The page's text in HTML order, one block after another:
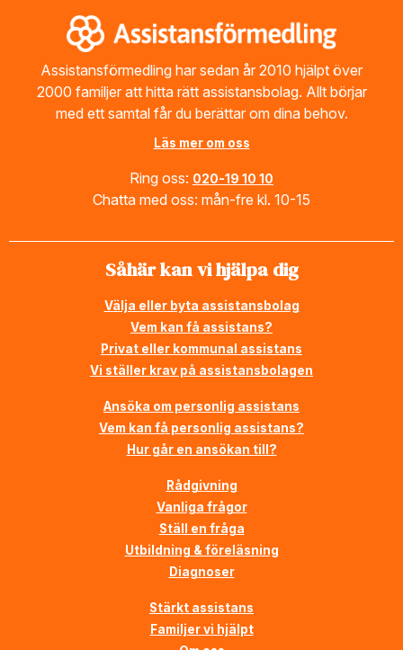
Assistansförmedling har sedan år 2010 hjälpt över
2000 familjer att hitta rätt assistansbolag. Allt börjar
med ett samtal får du berättar om dina behov.
Läs mer om oss
Ring oss: 020-19 10 10
Chatta med oss: mån-fre kl. 10-15
Såhär kan vi hjälpa dig
Välja eller byta assistansbolag
Vem kan få assistans?
Privat eller kommunal assistans
Vi ställer krav på assistansbolagen
Ansöka om personlig assistans
Vem kan få personlig assistans?
Hur går en ansökan till?
Rådgivning
Vanliga frågor
Ställ en fråga
Utbildning & föreläsning
Diagnoser
Stärkt assistans
Familjer vi hjälpt